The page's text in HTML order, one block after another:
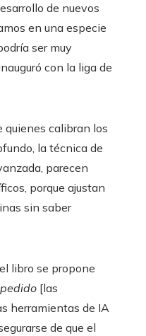
de nuevos
en una especie
ser muy
con la liga de
quienes calibran los
la técnica de
parecen
porque ajustan
sin saber
libro se propone
pedido [las
herramientas de IA
de que el